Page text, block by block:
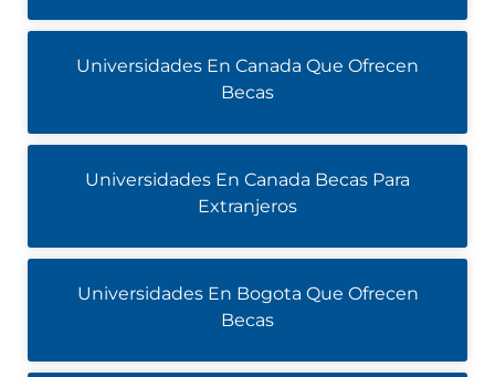
Universidades En Canada Que Ofrecen
Becas
Universidades En Canada Becas Para
Extranjeros
Universidades En Bogota Que Ofrecen
Becas